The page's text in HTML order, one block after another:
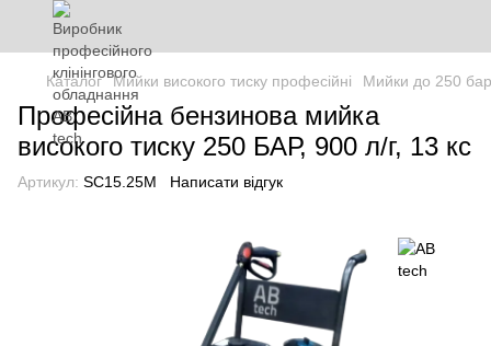
Каталог Мийки високого тиску професійні Мийки до 250 бар
Професійна бензинова мийка
високого тиску 250 БАР, 900 л/г, 13 кс
Артикул: SC15.25M Написати відгук